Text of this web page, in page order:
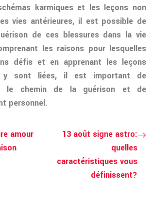
karmiques et les leçons non
vies antérieures, il est possible de
de ces blessures dans la vie
les raisons pour lesquelles
défis et en apprenant les leçons
y sont liées, il est important de
le chemin de la guérison et de
personnel.
amour
13 août signe astro:
quelles
caractéristiques vous
définissent?